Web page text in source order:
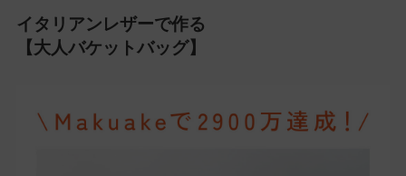
イタリアンレザーで作る
【大人バケットバッグ】